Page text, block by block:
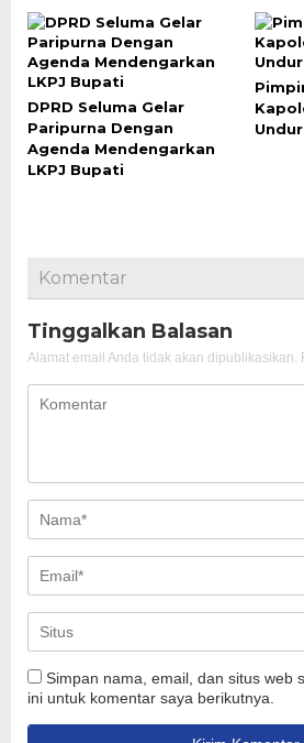
DPRD Seluma Gelar
Paripurna Dengan
Agenda Mendengarkan
LKPJ Bupati
Komentar
Tinggalkan Balasan
Alamat email Anda tidak akan dipublikasikan.
Simpan nama, email, dan situs web
ini untuk komentar saya berikutnya.